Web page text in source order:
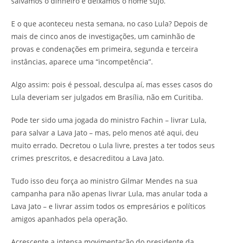
E o que aconteceu nesta semana, no caso Lula? Depois de
mais de cinco anos de investigações, um caminhão de
provas e condenações em primeira, segunda e terceira
instâncias, aparece uma “incompetência”.
Algo assim: pois é pessoal, desculpa aí, mas esses casos do
Lula deveriam ser julgados em Brasília, não em Curitiba.
Pode ter sido uma jogada do ministro Fachin – livrar Lula,
para salvar a Lava Jato – mas, pelo menos até aqui, deu
muito errado. Decretou o Lula livre, prestes a ter todos seus
crimes prescritos, e desacreditou a Lava Jato.
Tudo isso deu força ao ministro Gilmar Mendes na sua
campanha para não apenas livrar Lula, mas anular toda a
Lava Jato – e livrar assim todos os empresários e políticos
amigos apanhados pela operação.